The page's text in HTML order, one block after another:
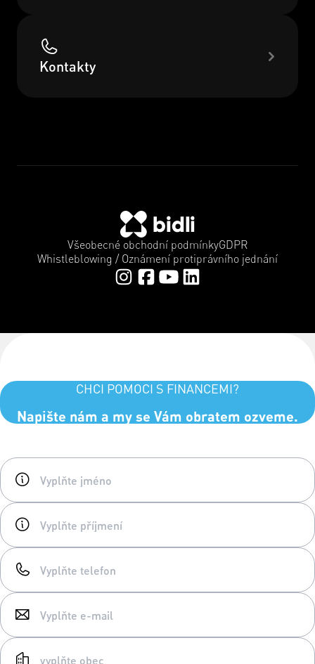
Kontakty
Všeobecné obchodní podmínkyGDPR
Whistleblowing / Oznámení protiprávního jednání
CHCI POMOCI S FINANCEMI?
Napište nám a my se Vám obratem ozveme.